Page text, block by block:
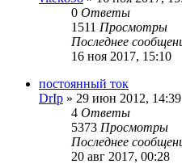
0 Ответы
1511 Просмотры
Последнее
16 ноя 2017, 15:10
постоянный ток
DrIp » 29 июн 2012, 14:39
4 Ответы
5373 Просмотры
Последнее
20 авг 2017, 00:28